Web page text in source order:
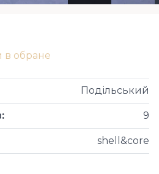
в обране
Подільський
: 9
shell&core